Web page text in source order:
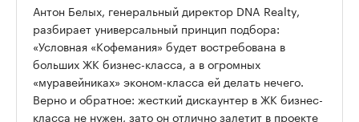
Антон Белых, генеральный директор DNA Realty,
разбирает универсальный принцип подбора:
«Условная «Кофемания» будет востребована в
больших ЖК бизнес-класса, а в огромных
«муравейниках» эконом-класса ей делать нечего.
Верно и обратное: жесткий дискаунтер в ЖК бизнес-
класса не нужен, зато он отлично залетит в проекте